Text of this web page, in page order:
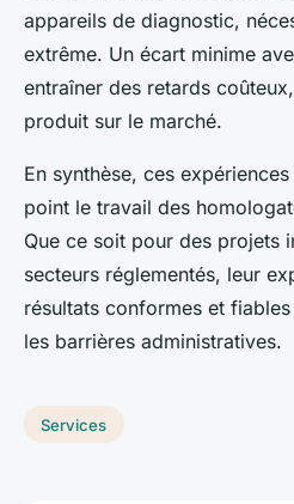
appareils de diagnostic,
extrême. Un écart minime
entraîner des retards
produit sur le marché.
En synthèse, ces
point le travail des
Que ce soit pour des projets
secteurs réglementés, leur
résultats conformes et
les barrières administratives.
Services